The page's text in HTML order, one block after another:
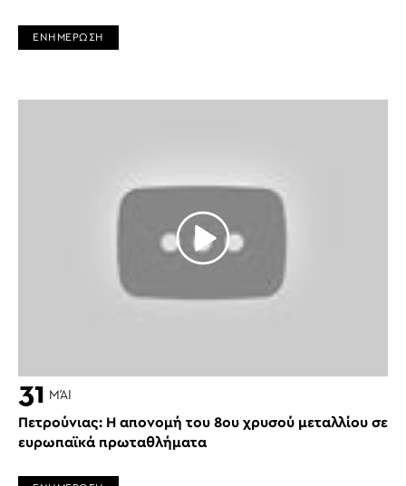
ΕΝΗΜΕΡΩΣΗ
31 ΜΆΙ
Πετρούνιας: Η απονομή του 8ου χρυσού μεταλλίου σε
ευρωπαϊκά πρωταθλήματα